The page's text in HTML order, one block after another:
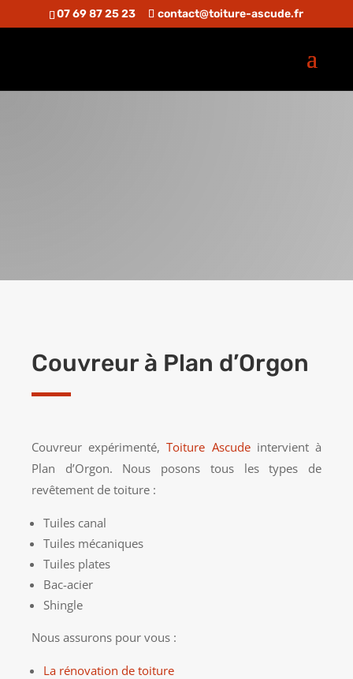
07 69 87 25 23 contact@toiture-ascude.fr
Couvreur à Plan d’Orgon
Couvreur expérimenté,Toiture Ascudeintervient à
Plan d’Orgon. Nous posons tous les types de
revêtement de toiture :
Tuiles canal
Tuiles mécaniques
Tuiles plates
Bac-acier
Shingle
Nous assurons pour vous :
La rénovation de toiture